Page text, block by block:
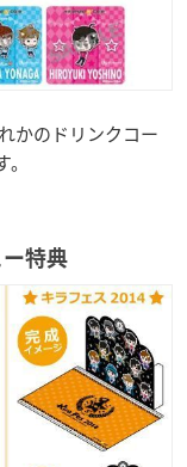
かのドリンクコー
特典